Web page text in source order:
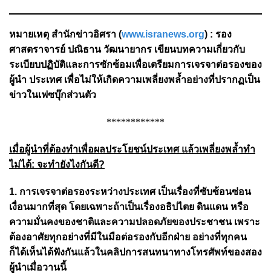
หมายเหตุ สำนักข่าวอิศรา (www.isranews.org) : รอง
ศาสตราจารย์ ปณิธาน วัฒนายากร เขียนบทความเกี่ยวกับ
ระเบียบปฏิบัติและการซักซ้อมเพื่อเตรียมการเจรจาต่อรองของ
ผู้นำ ประเทศ เพื่อไม่ให้เกิดความเพลี่ยงพล้ำอย่างที่ปรากฏเป็น
ข่าวในเฟซบุ๊กส่วนตัว
************
เมื่อผู้นำที่ต้องทำเพื่อผลประโยชน์ประเทศ แล้วเพลี่ยงพล้ำทำ
ไม่ได้: จะทำยังไงกันดี?
1. การเจรจาต่อรองระหว่างประเทศ เป็นเรื่องที่ซับซ้อนซ่อน
เงื่อนมากที่สุด โดยเฉพาะถ้าเป็นเรื่องอธิปไตย ดินแดน หรือ
ความมั่นคงของชาติและความปลอดภัยของประชาชน เพราะ
ต้องอาศัยทุกอย่างที่มีในมือต่อรองกับอีกฝ่าย อย่างที่ทุกคน
ก็ได้เห็นได้ฟังกันแล้วในคลิปการสนทนาทางโทรศัพท์ของสอง
ผู้นำเมื่อวานนี้